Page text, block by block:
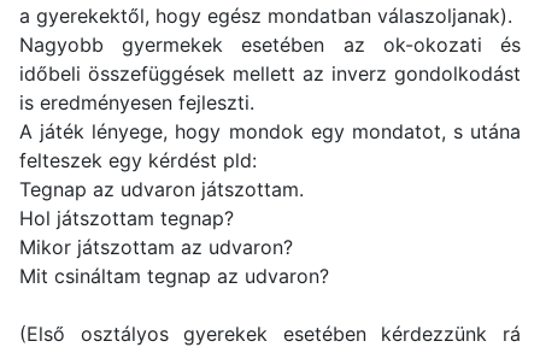
a gyerekektől, hogy egész mondatban válaszoljanak).
Nagyobb gyermekek esetében az ok-okozati és
időbeli összefüggések mellett az inverz gondolkodást
is eredményesen fejleszti.
A játék lényege, hogy mondok egy mondatot, s utána
felteszek egy kérdést pld:
Tegnap az udvaron játszottam.
Hol játszottam tegnap?
Mikor játszottam az udvaron?
Mit csináltam tegnap az udvaron?
(Első osztályos gyerekek esetében kérdezzünk rá